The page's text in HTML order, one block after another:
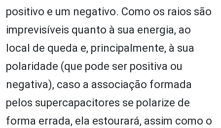
positivo e um negativo. Como os raios são
imprevisíveis quanto à sua energia, ao
local de queda e, principalmente, à sua
polaridade (que pode ser positiva ou
negativa), caso a associação formada
pelos supercapacitores se polarize de
forma errada, ela estourará, assim como o